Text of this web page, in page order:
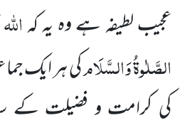
عجیب لطیفہ ہے وہ یہ کہاللہ
الصَّلٰوۃُ وَالسَّلَامکی ہر ایک
کی کرامت و فضیلت کے